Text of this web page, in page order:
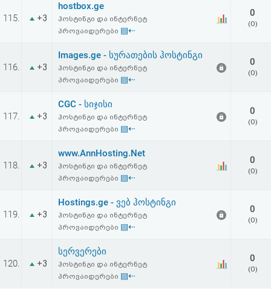
115. +3
hostbox.ge
ჰოსტინგი და ინტერნეტ
პროვაიდერები ▤⇠
0
(0)
116. +3
Images.ge - სურათების ჰოსტინგი
ჰოსტინგი და ინტერნეტ
პროვაიდერები ▤⇠
0
(0)
117. +3
CGC - სიჯისი
ჰოსტინგი და ინტერნეტ
პროვაიდერები ▤⇠
0
(0)
118. +3
www.AnnHosting.Net
ჰოსტინგი და ინტერნეტ
პროვაიდერები ▤⇠
0
(0)
119. +3
Hostings.ge - ვებ ჰოსტინგი
ჰოსტინგი და ინტერნეტ
პროვაიდერები ▤⇠
0
(0)
120. +3
სერვერები
ჰოსტინგი და ინტერნეტ
პროვაიდერები ▤⇠
0
(0)